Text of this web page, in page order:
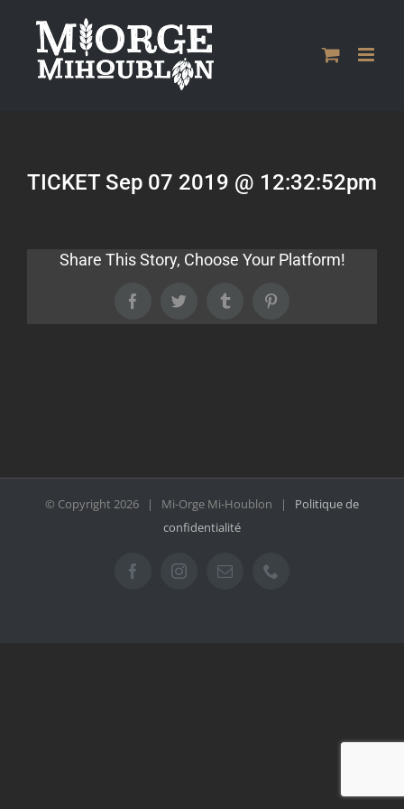
contenu
TICKET Sep 07 2019 @ 12:32:52pm
Share This Story, Choose Your Platform!
FacebookTwitter Tumblr
© Copyright2026 | Mi-Orge Mi-Houblon | Politique de
confidentialité
FacebookInstagramEmail